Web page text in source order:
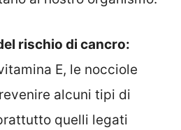
rischio di cancro:
E, le nocciole
alcuni tipi di
quelli legati